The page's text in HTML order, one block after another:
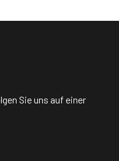
Sie uns auf einer